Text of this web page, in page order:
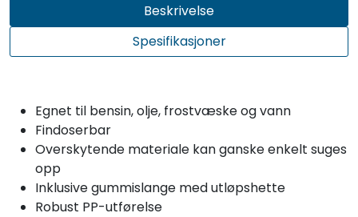
Beskrivelse
Spesifikasjoner
Egnet til bensin, olje, frostvæske og vann
Findoserbar
Overskytende materiale kan ganske enkelt suges
opp
Inklusive gummislange med utløpshette
Robust PP-utførelse